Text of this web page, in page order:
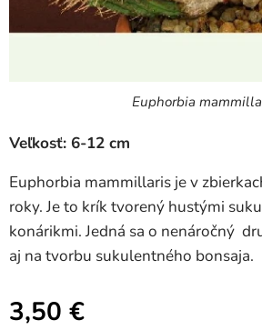
Euphorbia
Veľkosť: 6-12 cm
Euphorbia mammillaris je v
roky. Je to krík tvorený hustými
konárikmi. Jedná sa o nenáročný
aj na tvorbu sukulentného bonsaja.
3,50 €